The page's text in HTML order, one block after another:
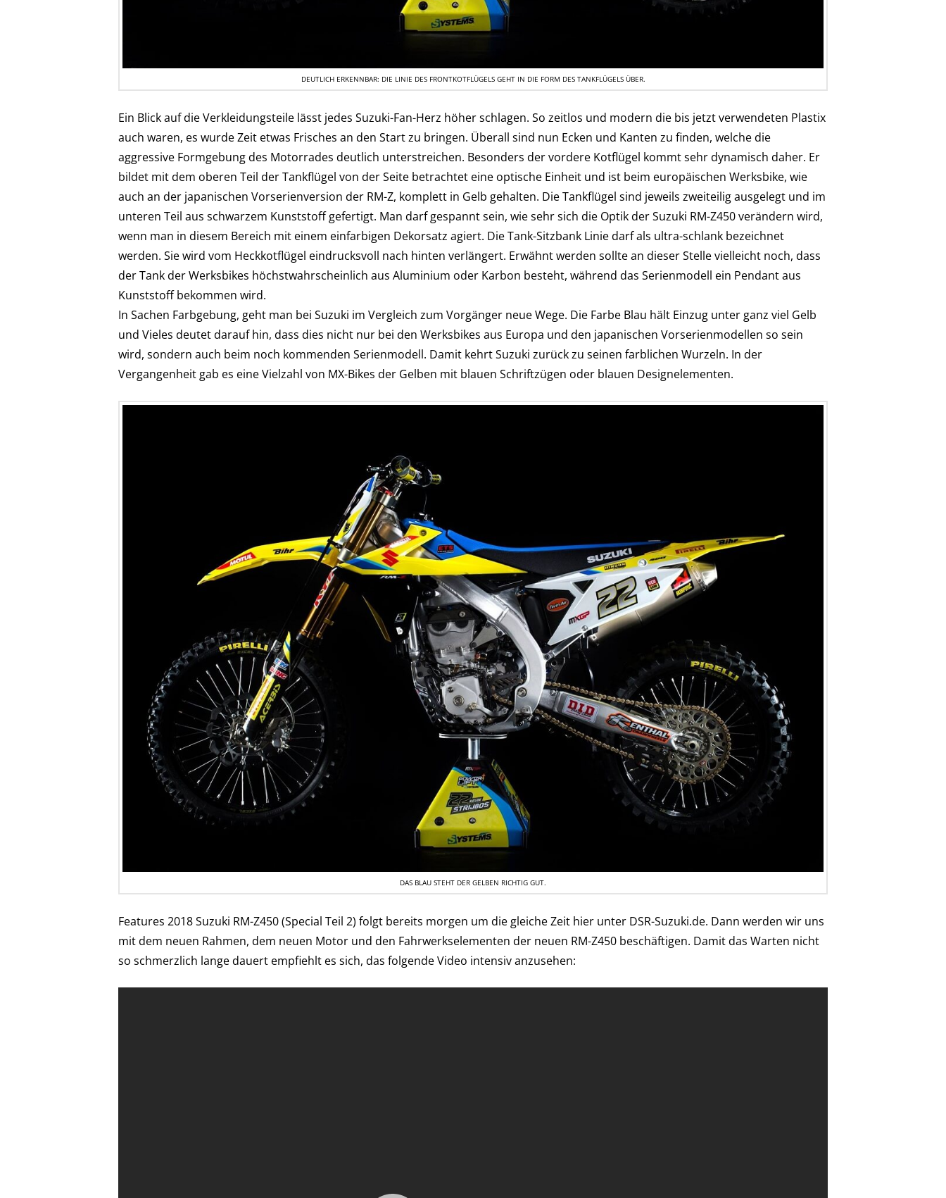
DEUTLICH ERKENNBAR: DIE LINIE DES FRONTKOTFLÜGELS GEHT IN DIE FORM DES TANKFLÜGELS ÜBER.
Ein Blick auf die Verkleidungsteile lässt jedes Suzuki-Fan-Herz höher schlagen. So zeitlos und modern die bis jetzt verwendeten Plastix
auch waren, es wurde Zeit etwas Frisches an den Start zu bringen. Überall sind nun Ecken und Kanten zu finden, welche die
aggressive Formgebung des Motorrades deutlich unterstreichen. Besonders der vordere Kotflügel kommt sehr dynamisch daher. Er
bildet mit dem oberen Teil der Tankflügel von der Seite betrachtet eine optische Einheit und ist beim europäischen Werksbike, wie
auch an der japanischen Vorserienversion der RM-Z, komplett in Gelb gehalten. Die Tankflügel sind jeweils zweiteilig ausgelegt und im
unteren Teil aus schwarzem Kunststoff gefertigt. Man darf gespannt sein, wie sehr sich die Optik der Suzuki RM-Z450 verändern wird,
wenn man in diesem Bereich mit einem einfarbigen Dekorsatz agiert. Die Tank-Sitzbank Linie darf als ultra-schlank bezeichnet
werden. Sie wird vom Heckkotflügel eindrucksvoll nach hinten verlängert. Erwähnt werden sollte an dieser Stelle vielleicht noch, dass
der Tank der Werksbikes höchstwahrscheinlich aus Aluminium oder Karbon besteht, während das Serienmodell ein Pendant aus
Kunststoff bekommen wird.
In Sachen Farbgebung, geht man bei Suzuki im Vergleich zum Vorgänger neue Wege. Die Farbe Blau hält Einzug unter ganz viel Gelb
und Vieles deutet darauf hin, dass dies nicht nur bei den Werksbikes aus Europa und den japanischen Vorserienmodellen so sein
wird, sondern auch beim noch kommenden Serienmodell. Damit kehrt Suzuki zurück zu seinen farblichen Wurzeln. In der
Vergangenheit gab es eine Vielzahl von MX-Bikes der Gelben mit blauen Schriftzügen oder blauen Designelementen.
DAS BLAU STEHT DER GELBEN RICHTIG GUT.
Features 2018 Suzuki RM-Z450 (Special Teil 2) folgt bereits morgen um die gleiche Zeit hier unter DSR-Suzuki.de. Dann werden wir uns
mit dem neuen Rahmen, dem neuen Motor und den Fahrwerkselementen der neuen RM-Z450 beschäftigen. Damit das Warten nicht
so schmerzlich lange dauert empfiehlt es sich, das folgende Video intensiv anzusehen: